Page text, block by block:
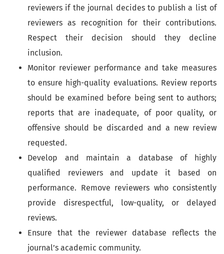
reviewers if the journal decides to publish a list of
reviewers as recognition for their contributions.
Respect their decision should they decline
inclusion.
Monitor reviewer performance and take measures
to ensure high-quality evaluations. Review reports
should be examined before being sent to authors;
reports that are inadequate, of poor quality, or
offensive should be discarded and a new review
requested.
Develop and maintain a database of highly
qualified reviewers and update it based on
performance. Remove reviewers who consistently
provide disrespectful, low-quality, or delayed
reviews.
Ensure that the reviewer database reflects the
journal’s academic community.